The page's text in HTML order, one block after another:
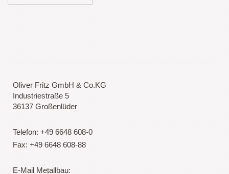
Oliver Fritz GmbH & Co.KG
Industriestraße 5
36137 Großenlüder
Telefon: +49 6648 608-0
Fax: +49 6648 608-88
E-Mail Metallbau: